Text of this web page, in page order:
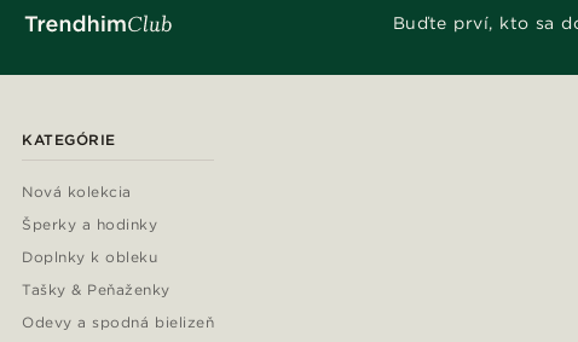
Buďte prví, kto sa
KATEGÓRIE
Nová kolekcia
Šperky a hodinky
Doplnky k obleku
Tašky & Peňaženky
Odevy a spodná bielizeň